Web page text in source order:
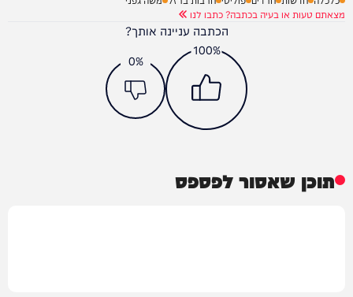
מצאתם טעות או בעיה בכתבה? כתבו לנו
הכתבה עניינה אותך?
100%
0%
תוכן שאסור לפספס